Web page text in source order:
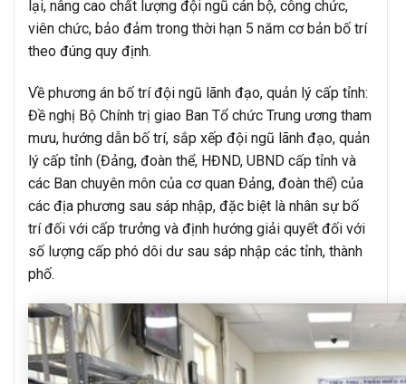
lại, nâng cao chất lượng đội ngũ cán bộ, công chức,
viên chức, bảo đảm trong thời hạn 5 năm cơ bản bố trí
theo đúng quy định.
Về phương án bố trí đội ngũ lãnh đạo, quản lý cấp tỉnh:
Đề nghị Bộ Chính trị giao Ban Tổ chức Trung ương tham
mưu, hướng dẫn bố trí, sắp xếp đội ngũ lãnh đạo, quản
lý cấp tỉnh (Đảng, đoàn thể, HĐND, UBND cấp tỉnh và
các Ban chuyên môn của cơ quan Đảng, đoàn thể) của
các địa phương sau sáp nhập, đặc biệt là nhân sự bố
trí đối với cấp trưởng và định hướng giải quyết đối với
số lượng cấp phó dôi dư sau sáp nhập các tỉnh, thành
phố.